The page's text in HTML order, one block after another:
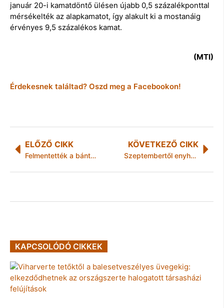
január 20-i kamatdöntő ülésen újabb 0,5 százalékponttal
mérsékelték az alapkamatot, így alakult ki a mostanáig
érvényes 9,5 százalékos kamat.
(MTI)
Érdekesnek találtad? Oszd meg a Facebookon!
ELŐZŐ CIKK
Felmentették a bántalmazás vádja alól Amy Winehouse énekesnőt
KÖVETKEZŐ CIKK
Szeptembertől enyhülhetnek a gépjárműlízing egyes feltételei
KAPCSOLÓDÓ CIKKEK